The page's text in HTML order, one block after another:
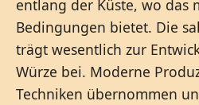
entlang der Küste, wo das
Bedingungen bietet. Die
trägt wesentlich zur
Würze bei. Moderne
Techniken übernommen